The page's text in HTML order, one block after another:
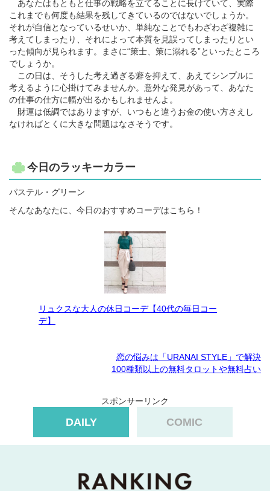
あなたはもともと仕事の戦略を立てることに長けていて、実際
これまでも何度も結果を残してきているのではないでしょうか。
それが自信となっているせいか、単純なことでもわざわざ複雑に
考えてしまったり、それによって本質を見誤ってしまったりとい
った傾向が見られます。まさに“策士、策に溺れる”といったところ
でしょうか。
この日は、そうした考え過ぎる癖を抑えて、あえてシンプルに
考えるように心掛けてみませんか。意外な発見があって、あなた
の仕事の仕方に幅が出るかもしれませんよ。
財運は低調ではありますが、いつもと違うお金の使い方さえし
なければとくに大きな問題はなさそうです。
今日のラッキーカラー
パステル・グリーン
そんなあなたに、今日のおすすめコーデはこちら！
リュクスな大人の休日コーデ【40代の毎日コー
デ】
恋の悩みは「URANAI STYLE」で解決
100種類以上の無料タロットや無料占い
スポンサーリンク
DAILY COMIC